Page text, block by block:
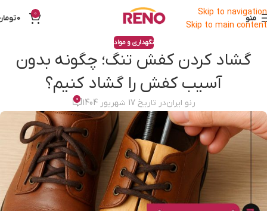
Skip to navigation
Skip to main content
منو 0
0
نگهداری و مواد
گشاد کردن کفش تنگ؛ چگونه بدون
آسیب کفش را گشاد کنیم؟
رنو ایراندر تاریخ 17 شهریور 1404 0